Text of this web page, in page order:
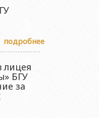
подробнее
лицея
БГУ
за